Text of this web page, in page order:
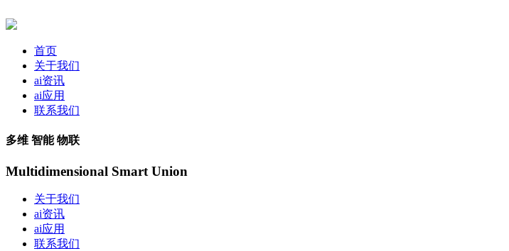
首页
关于我们
ai资讯
ai应用
联系我们
多维 智能 物联
Multidimensional Smart Union
关于我们
ai资讯
ai应用
联系我们